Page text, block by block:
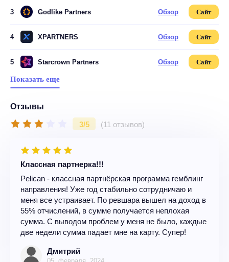
3 Godlike Partners Обзор Сайт
4 XPARTNERS Обзор Сайт
5 Starcrown Partners Обзор Сайт
Показать еще
Отзывы
3/5 (11 отзывов)
Классная партнерка!!!
Pelican - классная партнёрская программа гемблинг
направления! Уже год стабильно сотрудничаю и
меня все устраивает. По ревшара вышел на доход в
55% отчислений, в сумме получается неплохая
сумма. С выводом проблем у меня не было, каждые
две недели сумма падает мне на карту. Супер!
Дмитрий